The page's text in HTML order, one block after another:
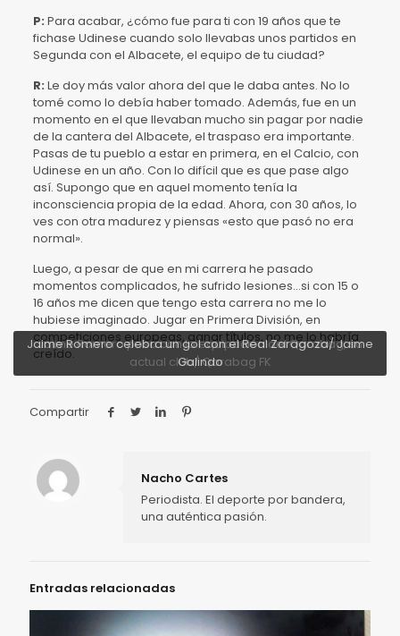
Jaime Romero posa con la equipación del Qarabag, su
actual club/ Qarabag FK
Jaime Romero celebra un gol con el Real Zaragoza/ Jaime
Galindo
P: Para acabar, ¿cómo fue para ti con 19 años que te
fichase Udinese cuando solo llevabas unos partidos en
Segunda con el Albacete, el equipo de tu ciudad?
R: Le doy más valor ahora del que le daba antes. No lo
tomé como lo debía haber tomado. Además, fue en un
momento en el que llevaban mucho sin pagar por nadie
de la cantera del Albacete, el traspaso era importante.
Pasas de tu pueblo a estar en primera, en el Calcio, con
Udinese en un año. Con lo difícil que es que pase algo
así. Supongo que en aquel momento tenía la
inconsciencia propia de la edad. Ahora, con 30 años, lo
ves con otra madurez y piensas «esto que pasó no era
normal».
Luego, a pesar de que en mi carrera he pasado
momentos complicados, he sufrido lesiones…si con 15 o
16 años me dicen que tengo esta carrera no me lo
hubiese imaginado. Jugar en Primera División, en
competiciones europeas, ganar títulos, no me lo habría
creído.
Compartir
Nacho Cartes
Periodista. El deporte por bandera,
una auténtica pasión.
Entradas relacionadas